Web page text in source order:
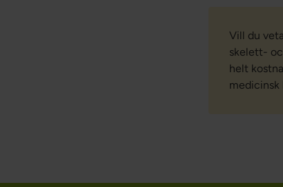
Vill du
skelett-
helt
medicinsk